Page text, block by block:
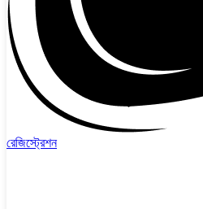
রেজিস্ট্রেশন